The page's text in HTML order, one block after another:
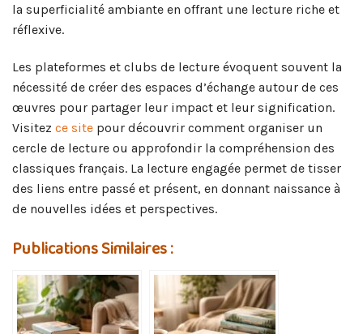
la superficialité ambiante en offrant une lecture riche et
réflexive.
Les plateformes et clubs de lecture évoquent souvent la
nécessité de créer des espaces d’échange autour de ces
œuvres pour partager leur impact et leur signification.
Visitez ce site pour découvrir comment organiser un
cercle de lecture ou approfondir la compréhension des
classiques français. La lecture engagée permet de tisser
des liens entre passé et présent, en donnant naissance à
de nouvelles idées et perspectives.
Publications Similaires :